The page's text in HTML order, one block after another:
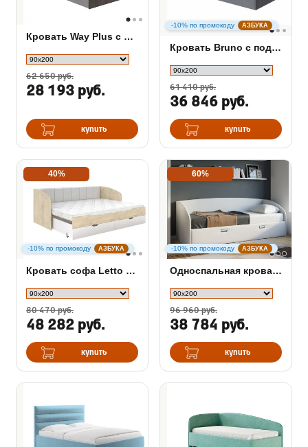
Кровать Way Plus с подъёмным механизмом
62 650 руб.
28 193 руб.
купить
-10% по промокоду АЗБУКА
Кровать Bruno с подъемным механизмом
61 410 руб.
36 846 руб.
купить
-10% по промокоду АЗБУКА
40%
Кровать софа Letto раздвижная
80 470 руб.
48 282 руб.
купить
-10% по промокоду АЗБУКА
60%
Односпальная кровать Bono
96 960 руб.
38 784 руб.
купить